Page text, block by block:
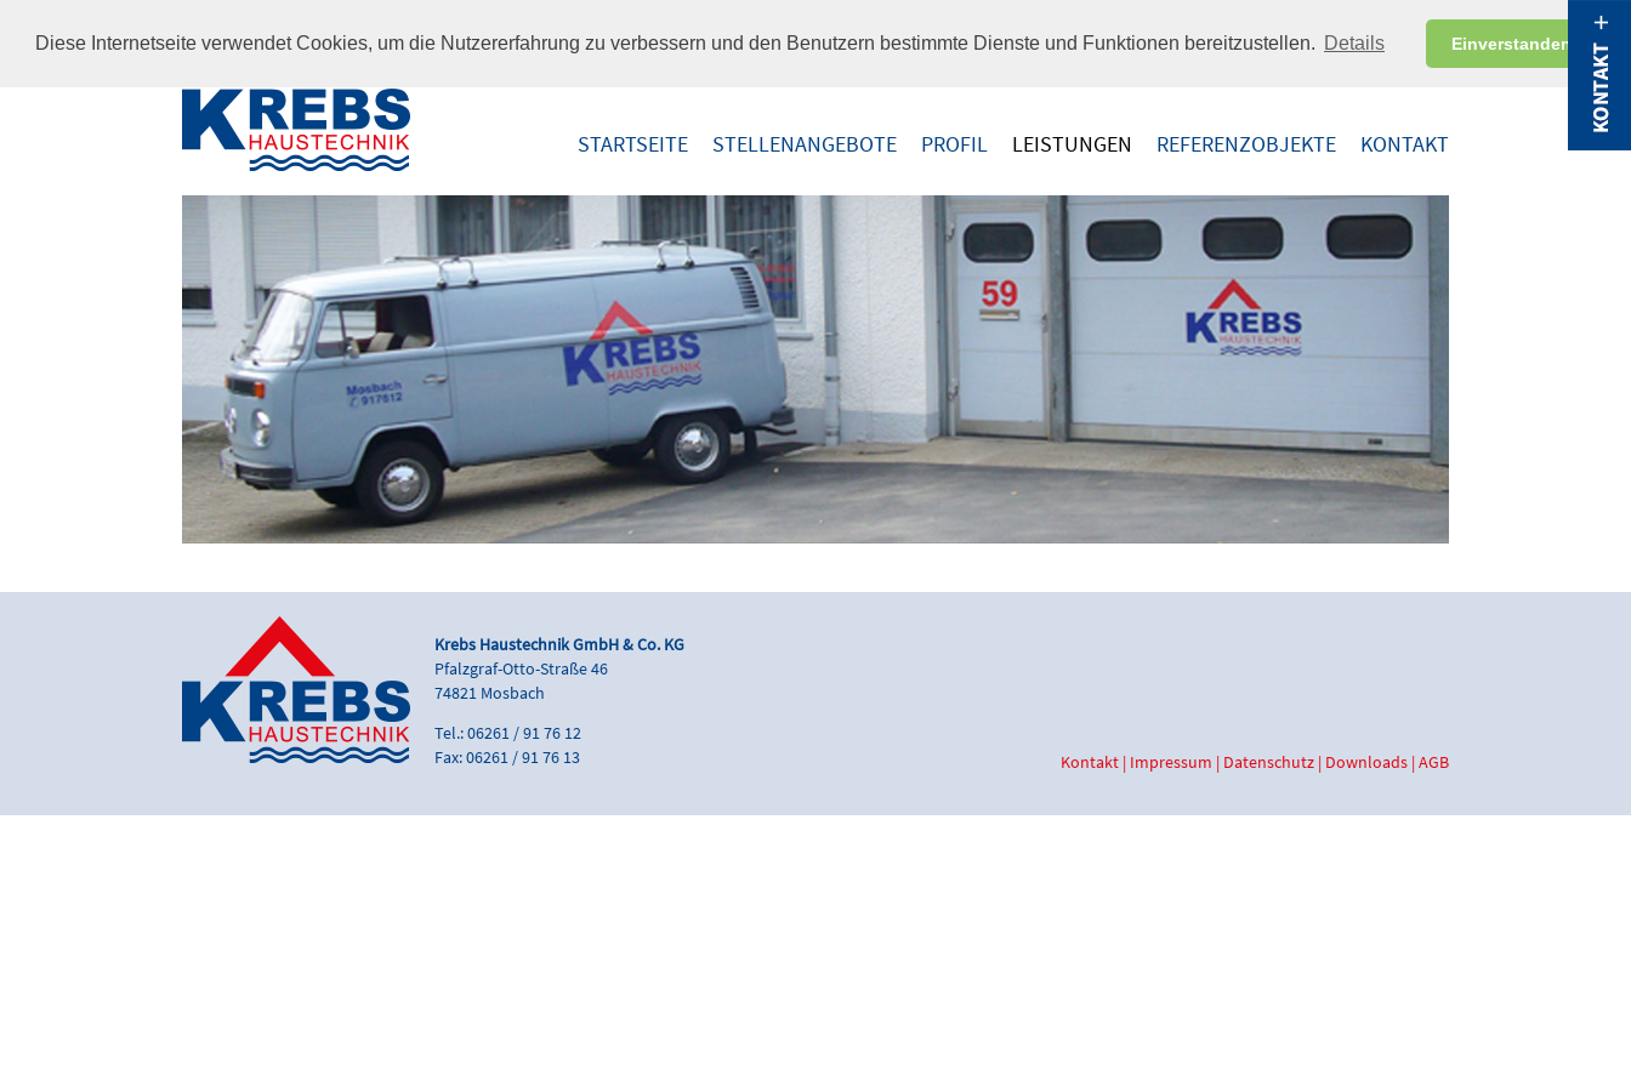
Diese Internetseite verwendet Cookies, um die Nutzererfahrung zu verbessern und den Benutzern bestimmte Dienste und Funktionen bereitzustellen. Details Einverstanden
STARTSEITE STELLENANGEBOTE PROFIL LEISTUNGEN REFERENZOBJEKTE KONTAKT
Krebs Haustechnik GmbH & Co. KG
Pfalzgraf-Otto-Straße 46
74821 Mosbach
Tel.: 06261 / 91 76 12
Fax: 06261 / 91 76 13
Kontakt | Impressum | Datenschutz | Downloads | AGB